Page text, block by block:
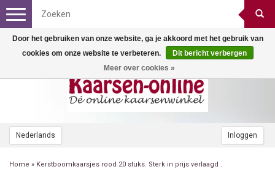
Nederlands Inloggen
Toggle
navigation
Home » Kerstboomkaarsjes rood 20 stuks. Sterk in prijs verlaagd .
Door het gebruiken van onze website, ga je akkoord met het gebruik van
cookies om onze website te verbeteren.
Dit bericht verbergen
Meer over cookies »